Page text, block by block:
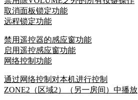
取消面板锁定功能
远程锁定功能
禁用遥控器的感应窗功能
启用遥控感应窗功能
网络控制功能
通过网络控制对本机进行控制
ZONE2（区域2）（另一房间）中播放